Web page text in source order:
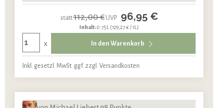
statt112,00 €UVP 96,95 €
Inhalt:0.75L (129,27 € / 1L)
x In den Warenkorb
Inkl. gesetzl. MwSt. ggf. zzgl. Versandkosten